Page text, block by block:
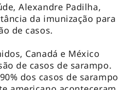
Alexandre Padilha,
da imunização para
de casos.
Canadá e México
de casos de sarampo.
dos casos de sarampo